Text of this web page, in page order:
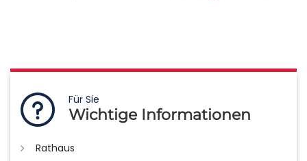
Für Sie
Wichtige Informationen
Rathaus